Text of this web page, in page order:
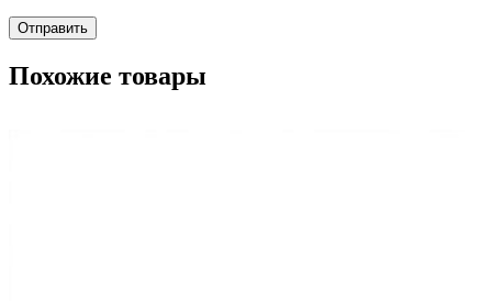
Похожие товары